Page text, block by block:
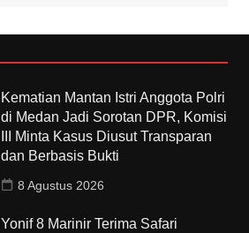
Kematian Mantan Istri Anggota Polri
di Medan Jadi Sorotan DPR, Komisi
III Minta Kasus Diusut Transparan
dan Berbasis Bukti
8 Agustus 2026
Yonif 8 Marinir Terima Safari